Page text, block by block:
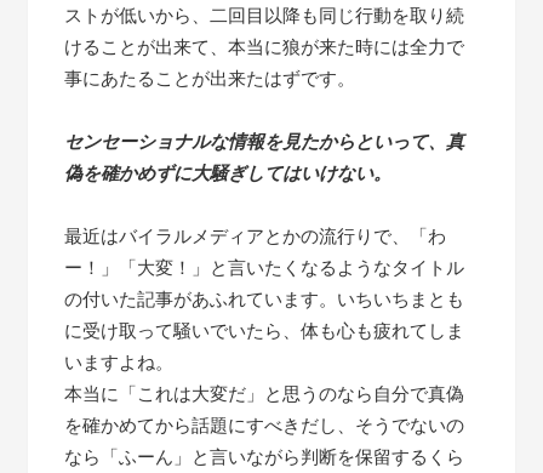
ストが低いから、二回目以降も同じ行動を取り続
けることが出来て、本当に狼が来た時には全力で
事にあたることが出来たはずです。
センセーショナルな情報を見たからといって、真
偽を確かめずに大騒ぎしてはいけない。
最近はバイラルメディアとかの流行りで、「わ
ー！」「大変！」と言いたくなるようなタイトル
の付いた記事があふれています。いちいちまとも
に受け取って騒いでいたら、体も心も疲れてしま
いますよね。
本当に「これは大変だ」と思うのなら自分で真偽
を確かめてから話題にすべきだし、そうでないの
なら「ふーん」と言いながら判断を保留するくら